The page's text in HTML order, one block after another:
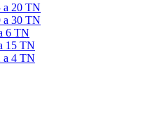
a 20 TN
a 30 TN
6 TN
15 TN
a 4 TN